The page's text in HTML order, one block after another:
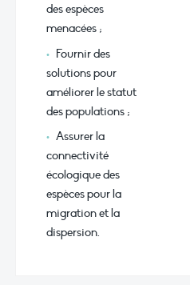
des espèces
menacées ;
Fournir des
solutions pour
améliorer le statut
des populations ;
Assurer la
connectivité
écologique des
espèces pour la
migration et la
dispersion.